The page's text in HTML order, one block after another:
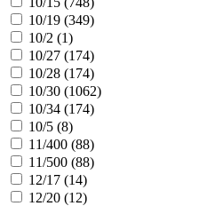
10/19 (349)
10/2 (1)
10/27 (174)
10/28 (174)
10/30 (1062)
10/34 (174)
10/5 (8)
11/400 (88)
11/500 (88)
12/17 (14)
12/20 (12)